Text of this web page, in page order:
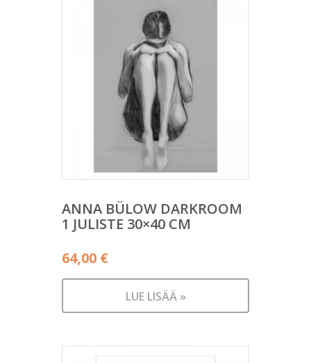
ANNA BÜLOW DARKROOM
1 JULISTE 30×40 CM
64,00 €
LUE LISÄÄ »